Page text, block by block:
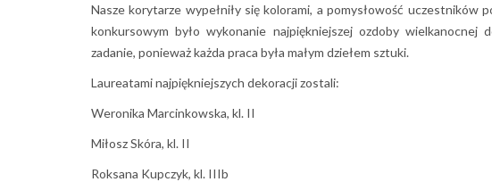
Nasze korytarze wypełniły się kolorami, a pomysłowość uczestników
konkursowym było wykonanie najpiękniejszej ozdoby wielkanocnej
zadanie, ponieważ każda praca była małym dziełem sztuki.
​Laureatami najpiękniejszych dekoracji zostali:
​Weronika Marcinkowska, kl. II
​Miłosz Skóra, kl. II
​Roksana Kupczyk, kl. IIIb